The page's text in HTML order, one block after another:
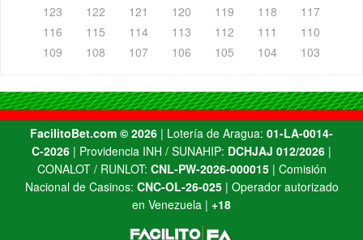
123
122 121 120 119 118
117
116
115 114 113 112 111
110
109
108 107 106 105 104 103
FacilitoBet.com ©️ 2026 | Lotería de Aragua: 01-LA-0014-
C-2026 | Providencia INH / SUNAHIP: DCHJAJ 012/2026 |
CONALOT / RUNLOT: CNL-PW-2026-000015| Comisión
Nacional de Casinos: CNC-OL-26-025| Operador autorizado
en Venezuela | +18